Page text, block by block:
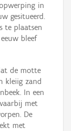
in
gesitueerd.
te plaatsen
bleef
de motte
kleiig zand
In een
met
De
met